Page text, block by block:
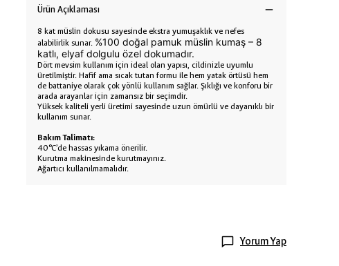
Ürün Açıklaması
8 kat müslin dokusu sayesinde ekstra yumuşaklık ve nefes
alabilirlik sunar. %100 doğal pamuk müslin kumaş – 8
katlı, elyaf dolgulu özel dokumadır.
Dört mevsim kullanım için ideal olan yapısı, cildinizle uyumlu
üretilmiştir. Hafif ama sıcak tutan formu ile hem yatak örtüsü hem
de battaniye olarak çok yönlü kullanım sağlar. Şıklığı ve konforu bir
arada arayanlar için zamansız bir seçimdir.
Yüksek kaliteli yerli üretimi sayesinde uzun ömürlü ve dayanıklı bir
kullanım sunar.
Bakım Talimatı:
40°C’de hassas yıkama önerilir.
Kurutma makinesinde kurutmayınız.
Ağartıcı kullanılmamalıdır.
Yorum Yap